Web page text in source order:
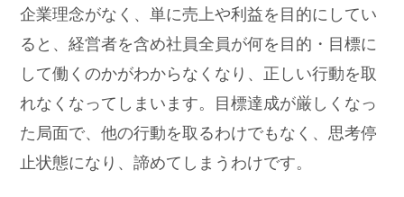
企業理念がなく、単に売上や利益を目的にしてい
ると、経営者を含め社員全員が何を目的・目標に
して働くのかがわからなくなり、正しい行動を取
れなくなってしまいます。目標達成が厳しくなっ
た局面で、他の行動を取るわけでもなく、思考停
止状態になり、諦めてしまうわけです。